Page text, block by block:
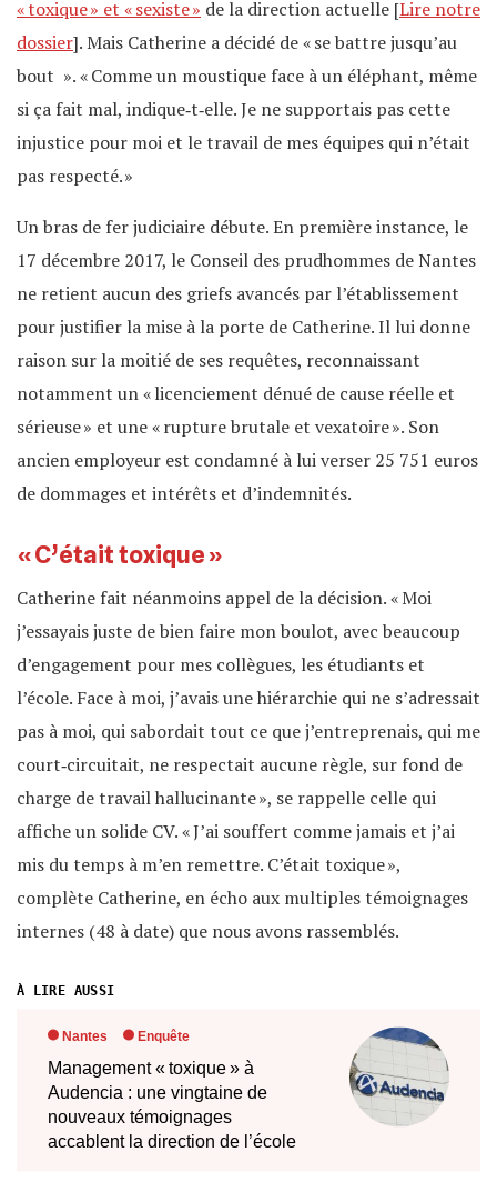
« toxique » et « sexiste » de la direction actuelle [Lire notre
dossier]. Mais Catherine a décidé de « se battre jusqu’au
bout ». « Comme un moustique face à un éléphant, même
si ça fait mal, indique‐t‐elle. Je ne supportais pas cette
injustice pour moi et le travail de mes équipes qui n’était
pas respecté. »
Un bras de fer judiciaire débute. En première instance, le
17 décembre 2017, le Conseil des prudhommes de Nantes
ne retient aucun des griefs avancés par l’établissement
pour justifier la mise à la porte de Catherine. Il lui donne
raison sur la moitié de ses requêtes, reconnaissant
notamment un « licenciement dénué de cause réelle et
sérieuse » et une « rupture brutale et vexatoire ». Son
ancien employeur est condamné à lui verser 25 751 euros
de dommages et intérêts et d’indemnités.
« C’était toxique »
Catherine fait néanmoins appel de la décision. « Moi
j’essayais juste de bien faire mon boulot, avec beaucoup
d’engagement pour mes collègues, les étudiants et
l’école. Face à moi, j’avais une hiérarchie qui ne s’adressait
pas à moi, qui sabordait tout ce que j’entreprenais, qui me
court‐circuitait, ne respectait aucune règle, sur fond de
charge de travail hallucinante », se rappelle celle qui
affiche un solide CV. « J’ai souffert comme jamais et j’ai
mis du temps à m’en remettre. C’était toxique »,
complète Catherine, en écho aux multiples témoignages
internes (48 à date) que nous avons rassemblés.